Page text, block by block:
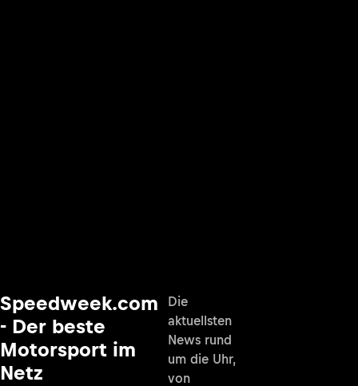
Speedweek.com
- Der beste
Motorsport im
Netz
Die
aktuellsten
News rund
um die Uhr,
von